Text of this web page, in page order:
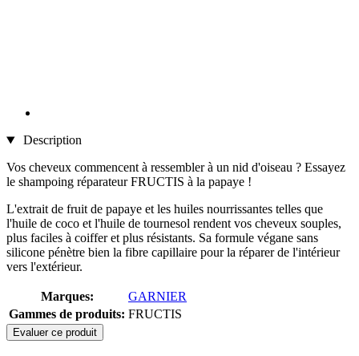
Description
Vos cheveux commencent à ressembler à un nid d'oiseau ? Essayez
le shampoing réparateur FRUCTIS à la papaye !
L'extrait de fruit de papaye et les huiles nourrissantes telles que
l'huile de coco et l'huile de tournesol rendent vos cheveux souples,
plus faciles à coiffer et plus résistants. Sa formule végane sans
silicone pénètre bien la fibre capillaire pour la réparer de l'intérieur
vers l'extérieur.
Marques:
GARNIER
Gammes de produits: FRUCTIS
Evaluer ce produit